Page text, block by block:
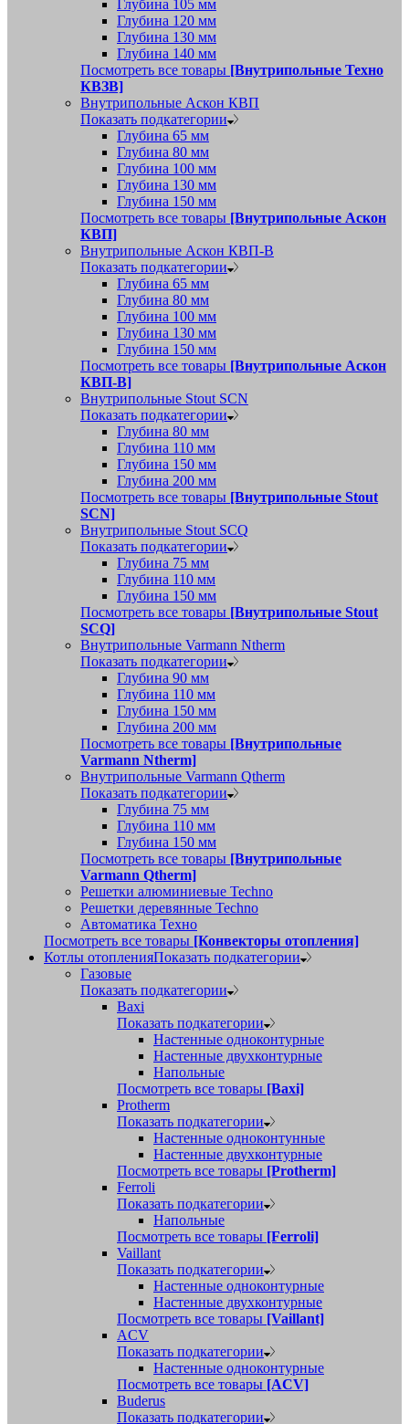
Глубина 105 мм
Глубина 120 мм
Глубина 130 мм
Глубина 140 мм
Посмотреть все товары [Внутрипольные Техно
КВЗВ]
Внутрипольные Аскон КВП
Показать подкатегории
Глубина 65 мм
Глубина 80 мм
Глубина 100 мм
Глубина 130 мм
Глубина 150 мм
Посмотреть все товары [Внутрипольные Аскон
КВП]
Внутрипольные Аскон КВП-В
Показать подкатегории
Глубина 65 мм
Глубина 80 мм
Глубина 100 мм
Глубина 130 мм
Глубина 150 мм
Посмотреть все товары [Внутрипольные Аскон
КВП-В]
Внутрипольные Stout SCN
Показать подкатегории
Глубина 80 мм
Глубина 110 мм
Глубина 150 мм
Глубина 200 мм
Посмотреть все товары [Внутрипольные Stout
SCN]
Внутрипольные Stout SCQ
Показать подкатегории
Глубина 75 мм
Глубина 110 мм
Глубина 150 мм
Посмотреть все товары [Внутрипольные Stout
SCQ]
Внутрипольные Varmann Ntherm
Показать подкатегории
Глубина 90 мм
Глубина 110 мм
Глубина 150 мм
Глубина 200 мм
Посмотреть все товары [Внутрипольные
Varmann Ntherm]
Внутрипольные Varmann Qtherm
Показать подкатегории
Глубина 75 мм
Глубина 110 мм
Глубина 150 мм
Посмотреть все товары [Внутрипольные
Varmann Qtherm]
Решетки алюминиевые Techno
Решетки деревянные Techno
Автоматика Техно
Посмотреть все товары [Конвекторы отопления]
Котлы отопленияПоказать подкатегории
Газовые
Показать подкатегории
Baxi
Показать подкатегории
Настенные одноконтурные
Настенные двухконтурные
Напольные
Посмотреть все товары [Baxi]
Protherm
Показать подкатегории
Настенные одноконтунные
Настенные двухконтурные
Посмотреть все товары [Protherm]
Ferroli
Показать подкатегории
Напольные
Посмотреть все товары [Ferroli]
Vaillant
Показать подкатегории
Настенные одноконтурные
Настенные двухконтурные
Посмотреть все товары [Vaillant]
ACV
Показать подкатегории
Настенные одноконтурные
Посмотреть все товары [ACV]
Buderus
Показать подкатегории